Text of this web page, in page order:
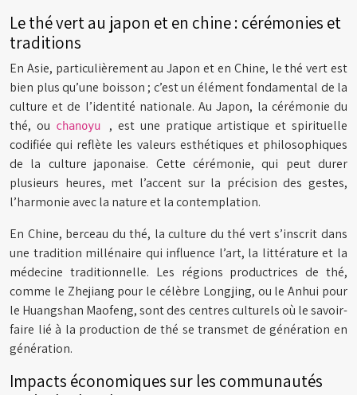
Le thé vert au japon et en chine : cérémonies et
traditions
En Asie, particulièrement au Japon et en Chine, le thé vert est
bien plus qu’une boisson ; c’est un élément fondamental de la
culture et de l’identité nationale. Au Japon, la cérémonie du
thé, ou chanoyu , est une pratique artistique et spirituelle
codifiée qui reflète les valeurs esthétiques et philosophiques
de la culture japonaise. Cette cérémonie, qui peut durer
plusieurs heures, met l’accent sur la précision des gestes,
l’harmonie avec la nature et la contemplation.
En Chine, berceau du thé, la culture du thé vert s’inscrit dans
une tradition millénaire qui influence l’art, la littérature et la
médecine traditionnelle. Les régions productrices de thé,
comme le Zhejiang pour le célèbre Longjing, ou le Anhui pour
le Huangshan Maofeng, sont des centres culturels où le savoir-
faire lié à la production de thé se transmet de génération en
génération.
Impacts économiques sur les communautés